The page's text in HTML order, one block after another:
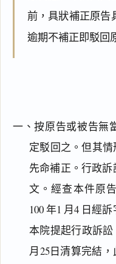
前，具狀補正原告
逾期不補正即駁回
一、按原告或被告無
定駁回之。但其
先命補正。行政訴
文。經查本件原
100 年1 月4 日經
本院提起行政訴
月25日清算完結